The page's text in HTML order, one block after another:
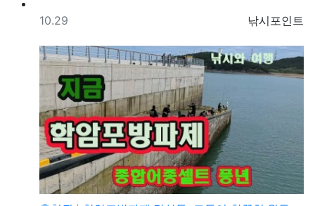
등록자
낚시포인트
등록일
10.29